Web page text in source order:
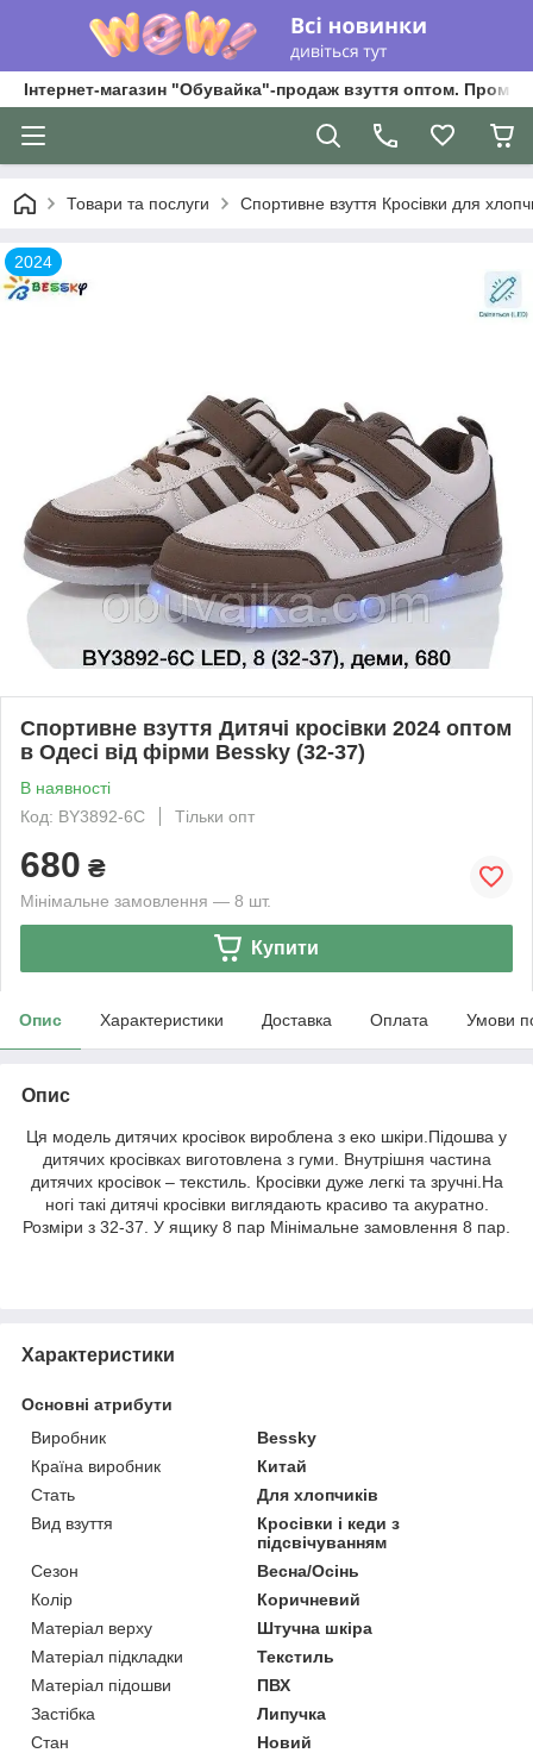
Інтернет-магазин "Обувайка"-продаж взуття оптом.
Товари та послуги Спортивне взуття Кросівки для
2024
Спортивне взуття Дитячі кросівки 2024 оптом
в Одесі від фірми Bessky (32-37)
В наявності
Код: BY3892-6C
Тільки опт
680 ₴
Мінімальне замовлення — 8 шт.
Купити
Опис Характеристики Доставка Оплата Умови
Опис
Ця модель дитячих кросівок вироблена з еко шкіри.Підошва у
дитячих кросівках виготовлена ​​з гуми. Внутрішня частина
дитячих кросівок – текстиль. Кросівки дуже легкі та зручні.На
ногі такі дитячі кросівки виглядають красиво та акуратно.
Розміри з 32-37. У ящику 8 пар Мінімальне замовлення 8 пар.
Характеристики
Основні атрибути
Виробник
Bessky
Країна виробник
Китай
Стать
Для хлопчиків
Вид взуття
Кросівки і кеди з
підсвічуванням
Сезон
Весна/Осінь
Колір
Коричневий
Матеріал верху
Штучна шкіра
Матеріал підкладки
Текстиль
Матеріал підошви
ПВХ
Застібка
Липучка
Стан
Новий